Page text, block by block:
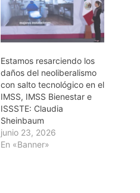
Estamos resarciendo los
daños del neoliberalismo
con salto tecnológico en el
IMSS, IMSS Bienestar e
ISSSTE: Claudia
Sheinbaum
junio 23, 2026
En «Banner»